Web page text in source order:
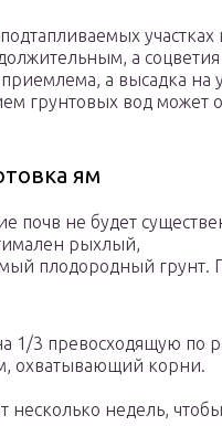
участках
а
а высадка на
грунтовых вод может
ям
почв не будет
рыхлый,
плодородный грунт.
1/3 превосходящую по
охватывающий корни.
недель,